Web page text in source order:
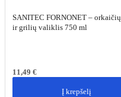
SANITEC FORNONET – orkaičių
ir grilių valiklis 750 ml
11,49 €
Į krepšelį